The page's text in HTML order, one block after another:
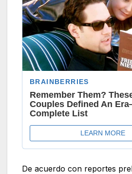
De acuerdo con reportes